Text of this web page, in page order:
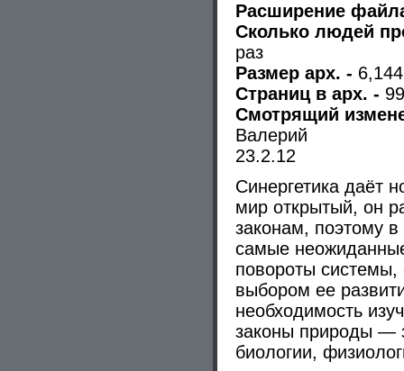
Расширение
Сколько людей
раз
Размер арх. -
Страниц в арх. -
Смотрящий
Валерий
23.2.12
Синергетика даёт
мир открытый, он
законам, поэтому в
самые
повороты
выбором ее
необходимость
законы природы —
биологии,